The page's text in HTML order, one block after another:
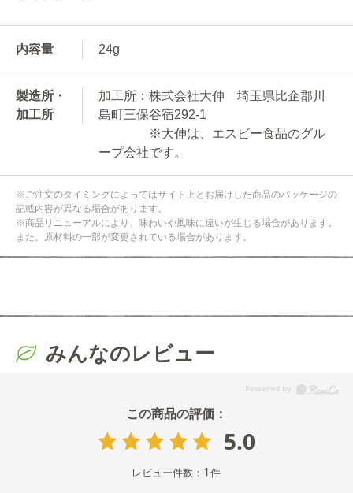
内容量 24g
製造所・
加工所
加工所：株式会社大伸 埼玉県比企郡川
島町三保谷宿292-1
※大伸は、エスビー食品のグル
ープ会社です。
※ご注文のタイミングによってはサイト上とお届けした商品のパッケージの
記載内容が異なる場合があります。
※商品リニューアルにより、味わいや風味に違いが生じる場合があります。
また、原材料の一部が変更されている場合があります。
みんなのレビュー
5.0
レビュー件数： 1件